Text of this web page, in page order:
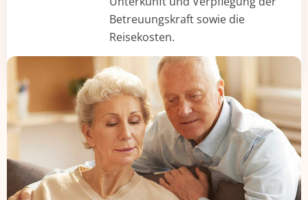
Betreuungskraft sowie die
Reisekosten.